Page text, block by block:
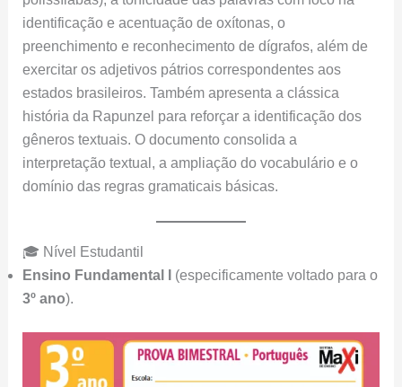
identificação e acentuação de oxítonas, o
preenchimento e reconhecimento de dígrafos, além de
exercitar os adjetivos pátrios correspondentes aos
estados brasileiros. Também apresenta a clássica
história da Rapunzel para reforçar a identificação dos
gêneros textuais. O documento consolida a
interpretação textual, a ampliação do vocabulário e o
domínio das regras gramaticais básicas.
🎓 Nível Estudantil
Ensino Fundamental I
(especificamente voltado para o
3º ano).